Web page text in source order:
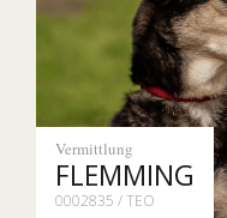
Vermittlung
FLEMMING
0002835 / TEO